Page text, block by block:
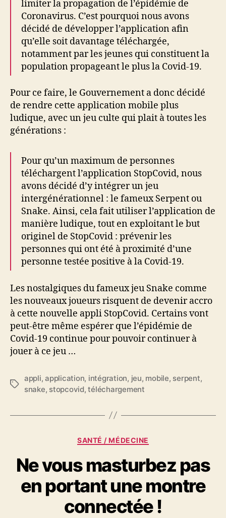
limiter la propagation de l’épidémie de
Coronavirus. C’est pourquoi nous avons
décidé de développer l’application afin
qu’elle soit davantage téléchargée,
notamment par les jeunes qui constituent la
population propageant le plus la Covid-19.
Pour ce faire, le Gouvernement a donc décidé
de rendre cette application mobile plus
ludique, avec un jeu culte qui plait à toutes les
générations :
Pour qu’un maximum de personnes
téléchargent l’application StopCovid, nous
avons décidé d’y intégrer un jeu
intergénérationnel : le fameux Serpent ou
Snake. Ainsi, cela fait utiliser l’application de
manière ludique, tout en exploitant le but
originel de StopCovid : prévenir les
personnes qui ont été à proximité d’une
personne testée positive à la Covid-19.
Les nostalgiques du fameux jeu Snake comme
les nouveaux joueurs risquent de devenir accro
à cette nouvelle appli StopCovid. Certains vont
peut-être même espérer que l’épidémie de
Covid-19 continue pour pouvoir continuer à
jouer à ce jeu …
Étiquettes
appli,application, intégration, jeu, mobile, serpent,
snake, stopcovid,téléchargement
Catégories
SANTÉ / MÉDECINE
Ne vous masturbez pas
en portant une montre
connectée !